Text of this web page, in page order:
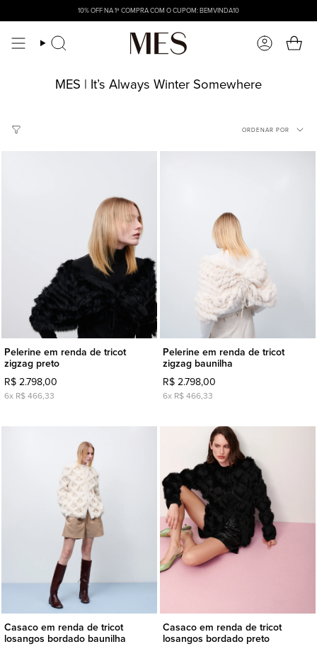
10% OFF NA 1ª COMPRA COM O CUPOM: BEMVINDA10
Pesquisar Conta
MES | It’s Always Winter Somewhere
POR
ORDENAR POR
Pelerine em renda de tricot
zigzag preto
R$ 2.798,00
6x R$ 466,33
Pelerine em renda de tricot
zigzag baunilha
R$ 2.798,00
6x R$ 466,33
Casaco em renda de tricot
losangos bordado baunilha
Casaco em renda de tricot
losangos bordado preto